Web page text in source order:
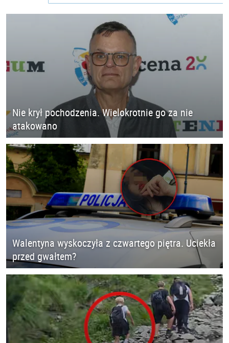
Nie krył pochodzenia. Wielokrotnie go za nie
atakowano
Walentyna wyskoczyła z czwartego piętra. Uciekła
przed gwałtem?